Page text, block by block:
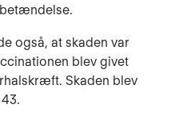
også, at skaden var
blev givet
Skaden blev